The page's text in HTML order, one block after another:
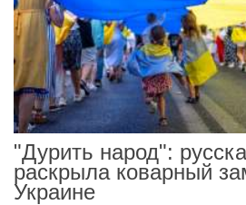
"Дурить народ":
раскрыла коварный
Украине